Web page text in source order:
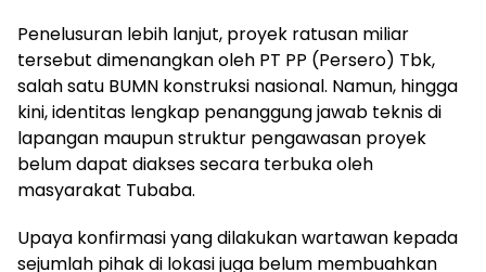
Penelusuran lebih lanjut, proyek ratusan miliar
tersebut dimenangkan oleh PT PP (Persero) Tbk,
salah satu BUMN konstruksi nasional. Namun, hingga
kini, identitas lengkap penanggung jawab teknis di
lapangan maupun struktur pengawasan proyek
belum dapat diakses secara terbuka oleh
masyarakat Tubaba.
Upaya konfirmasi yang dilakukan wartawan kepada
sejumlah pihak di lokasi juga belum membuahkan